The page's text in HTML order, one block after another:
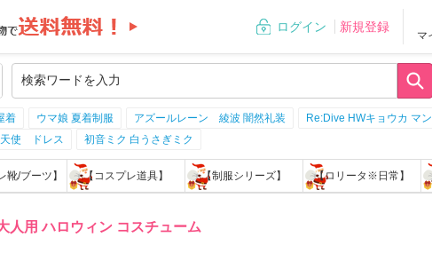
ログイン 新規登録
マ
着 ウマ娘 夏着制服 アズールレーン 綾波 闇然礼装 Re:Dive HWキョウカ マン
天使 ドレス
初音ミク 白うさぎミク
靴/ブーツ】 【コスプレ道具】 【制服シリーズ】 【ロリータ※日常】
人用 ハロウィン コスチューム